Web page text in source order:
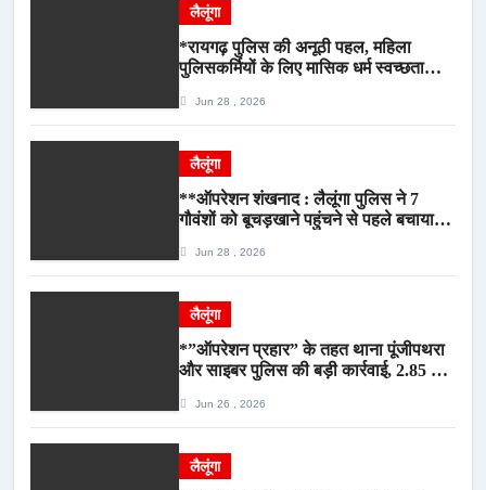
लैलूंगा
*रायगढ़ पुलिस की अनूठी पहल, महिला
पुलिसकर्मियों के लिए मासिक धर्म स्वच्छता
Jun 28 , 2026
लैलूंगा
**ऑपरेशन शंखनाद : लैलूंगा पुलिस ने 7
गौवंशों को बूचड़खाने पहुंचने से पहले बचाया,
Jun 28 , 2026
लैलूंगा
*”ऑपरेशन प्रहार” के तहत थाना पूंजीपथरा
और साइबर पुलिस की बड़ी कार्रवाई, 2.85 टन
Jun 26 , 2026
लैलूंगा